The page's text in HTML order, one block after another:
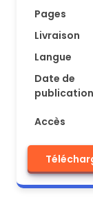
Pages
Livraison
Langue
Date de
publication
Accès